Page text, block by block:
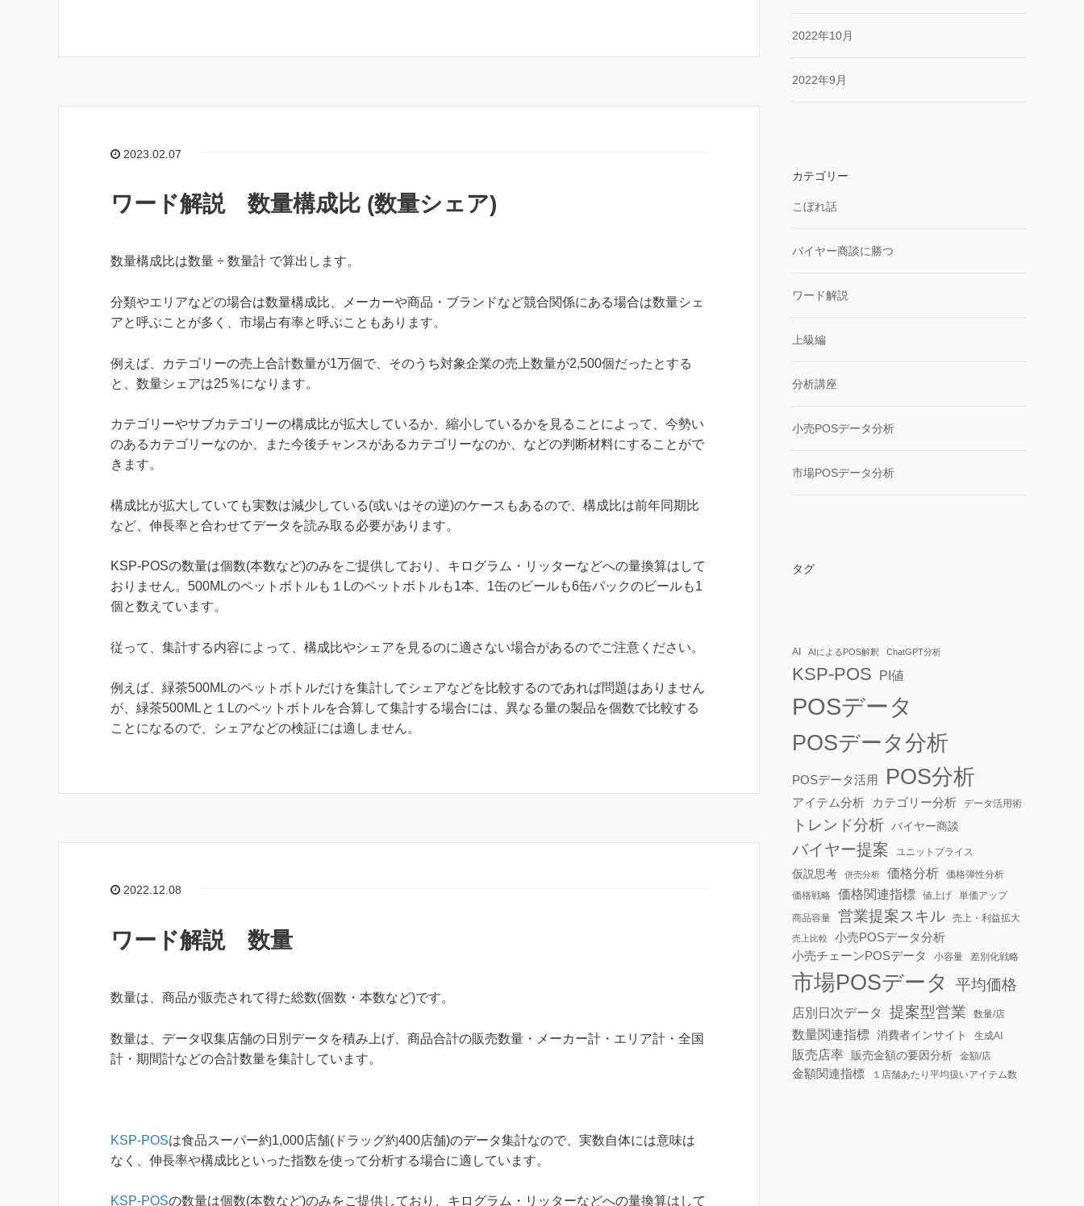
2023.02.07
ワード解説 数量構成比 (数量シェア)
数量構成比は数量 ÷ 数量計 で算出します。
分類やエリアなどの場合は数量構成比、メーカーや商品・ブランドなど競合関係にある場合は数量シェ
アと呼ぶことが多く、市場占有率と呼ぶこともあります。
例えば、カテゴリーの売上合計数量が1万個で、そのうち対象企業の売上数量が2,500個だったとする
と、数量シェアは25％になります。
カテゴリーやサブカテゴリーの構成比が拡大しているか、縮小しているかを見ることによって、今勢い
のあるカテゴリーなのか、また今後チャンスがあるカテゴリーなのか、などの判断材料にすることがで
きます。
構成比が拡大していても実数は減少している(或いはその逆)のケースもあるので、構成比は前年同期比
など、伸長率と合わせてデータを読み取る必要があります。
KSP-POSの数量は個数(本数など)のみをご提供しており、キログラム・リッターなどへの量換算はして
おりません。500MLのペットボトルも１Lのペットボトルも1本、1缶のビールも6缶パックのビールも1
個と数えています。
従って、集計する内容によって、構成比やシェアを見るのに適さない場合があるのでご注意ください。
例えば、緑茶500MLのペットボトルだけを集計してシェアなどを比較するのであれば問題はありません
が、緑茶500MLと１Lのペットボトルを合算して集計する場合には、異なる量の製品を個数で比較する
ことになるので、シェアなどの検証には適しません。
2022.12.08
ワード解説 数量
数量は、商品が販売されて得た総数(個数・本数など)です。
数量は、データ収集店舗の日別データを積み上げ、商品合計の販売数量・メーカー計・エリア計・全国
計・期間計などの合計数量を集計しています。
KSP-POSは食品スーパー約1,000店舗(ドラッグ約400店舗)のデータ集計なので、実数自体には意味は
なく、伸長率や構成比といった指数を使って分析する場合に適しています。
KSP-POSの数量は個数(本数など)のみをご提供しており、キログラム・リッターなどへの量換算はして
2022年10月
2022年9月
カテゴリー
こぼれ話
バイヤー商談に勝つ
ワード解説
上級編
分析講座
小売POSデータ分析
市場POSデータ分析
タグ
AI AIによるPOS解釈 ChatGPT分析
KSP-POS PI値
POSデータ
POSデータ分析
POSデータ活用 POS分析
アイテム分析 カテゴリー分析 データ活用術
トレンド分析 バイヤー商談
バイヤー提案 ユニットプライス
仮説思考 併売分析 価格分析
価格弾性分析
価格戦略
価格関連指標 値上げ
単価アップ
商品容量
営業提案スキル 売上・利益拡大
売上比較
小売POSデータ分析
小売チェーンPOSデータ
小容量 差別化戦略
市場POSデータ 平均価格
店別日次データ 提案型営業 数量/店
数量関連指標 消費者インサイト 生成AI
販売店率 販売金額の要因分析 金額/店
金額関連指標 １店舗あたり平均扱いアイテム数